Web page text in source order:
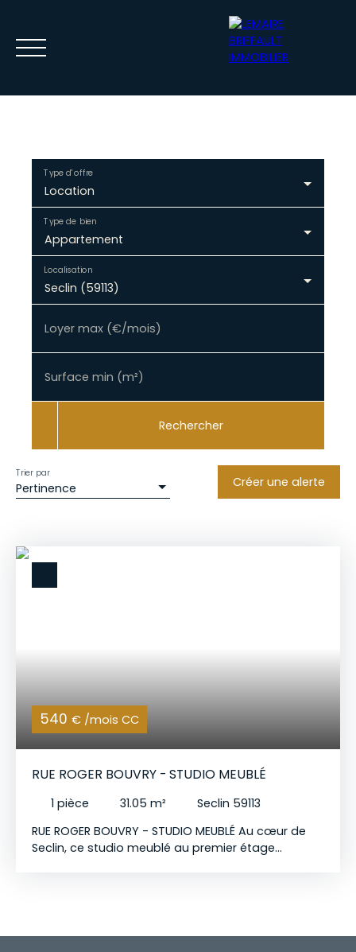
ACCUEIL ACHETER
ESTIMATION
Location
Type d'offre
Appartement
Type de bien
Seclin (59113)
Localisation
Loyer max (€/mois)
Surface min (m²)
Rechercher
Pertinence
Trier par
Créer une alerte
540 € /mois CC
RUE ROGER BOUVRY - STUDIO MEUBLÉ
1 pièce 31.05 m²
Seclin 59113
RUE ROGER BOUVRY - STUDIO MEUBLÉ Au cœur de
Seclin, ce studio meublé au premier étage